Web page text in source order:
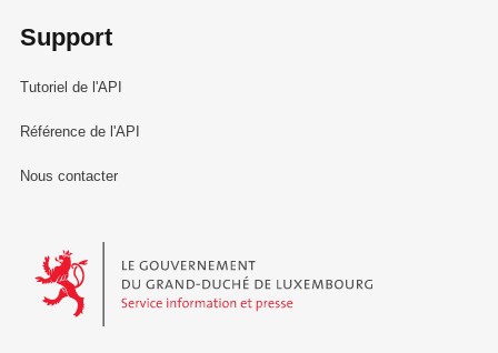
Support
Tutoriel de l'API
Référence de l'API
Nous contacter
Le Gouvernement du Grand-Duché de Luxembourg - Service